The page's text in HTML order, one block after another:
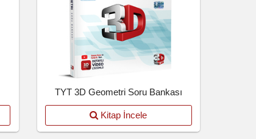
TYT 3D Geometri Soru Bankası
Kitap İncele